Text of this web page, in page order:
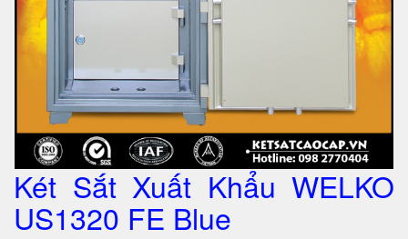
Két Sắt Xuất Khẩu WELKO
US1320 FE Blue